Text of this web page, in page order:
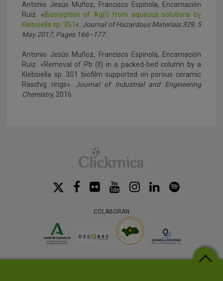
Antonio Jesús Muñoz, Francisco Espínola, Encarnación
Ruiz. «Biosorption of Ag(I) from aqueous solutions by
Klebsiella sp. 3S1 «. Journal of Hazardous Materials329, 5
May 2017, Pages 166–177.
Antonio Jesús Muñoz, Francisco Espínola, Encarnación
Ruiz. «Removal of Pb (II) in a packed-bed column by a
Klebsiella sp. 3S1 biofilm supported on porous ceramic
Raschig rings». Journal of Industrial and Engineering
Chemistry, 2016.
COLABORAN